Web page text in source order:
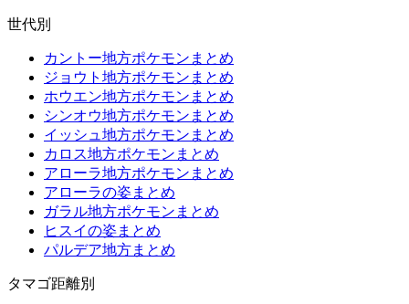
世代別
カントー地方ポケモンまとめ
ジョウト地方ポケモンまとめ
ホウエン地方ポケモンまとめ
シンオウ地方ポケモンまとめ
イッシュ地方ポケモンまとめ
カロス地方ポケモンまとめ
アローラ地方ポケモンまとめ
アローラの姿まとめ
ガラル地方ポケモンまとめ
ヒスイの姿まとめ
パルデア地方まとめ
タマゴ距離別